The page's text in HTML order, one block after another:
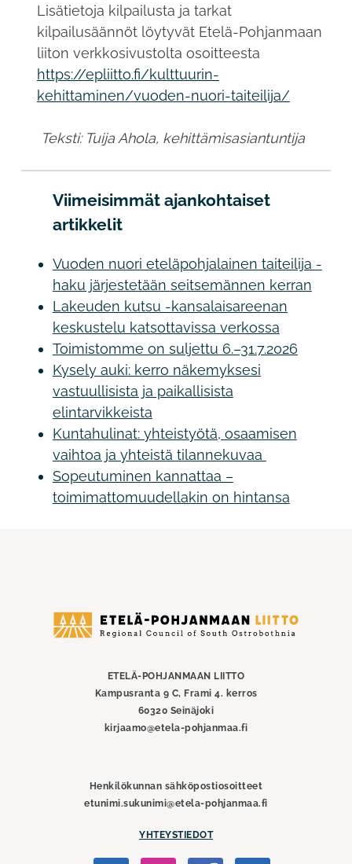
Lisätietoja kilpailusta ja tarkat
kilpailusäännöt löytyvät Etelä-Pohjanmaan
liiton verkkosivustolta osoitteesta
https://epliitto.fi/kulttuurin-
kehittaminen/vuoden-nuori-taiteilija/
Teksti: Tuija Ahola, kehittämisasiantuntija
Viimeisimmät ajankohtaiset
artikkelit
Vuoden nuori eteläpohjalainen taiteilija -
haku järjestetään seitsemännen kerran
Lakeuden kutsu -kansalaisareenan
keskustelu katsottavissa verkossa
Toimistomme on suljettu 6.–31.7.2026
Kysely auki: kerro näkemyksesi
vastuullisista ja paikallisista
elintarvikkeista
Kuntahulinat: yhteistyötä, osaamisen
vaihtoa ja yhteistä tilannekuvaa
Sopeutuminen kannattaa –
toimimattomuudellakin on hintansa
Etelä-
ETELÄ-POHJANMAAN LIITTO
Kampusranta 9 C, Frami 4. kerros
60320 Seinäjoki
kirjaamo@etela-pohjanmaa.fi
Henkilökunnan sähköpostiosoitteet
etunimi.sukunimi@etela-pohjanmaa.fi
YHTEYSTIEDOT